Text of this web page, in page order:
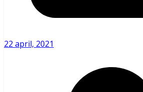
22 april, 2021